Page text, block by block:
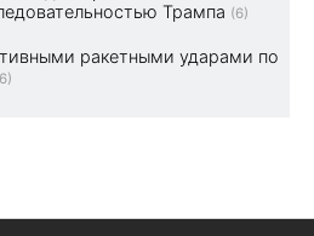
Трампа (6)
ракетными ударами по